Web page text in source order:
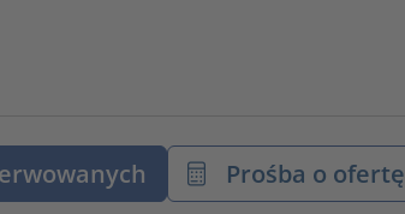
Prośba o ofertę